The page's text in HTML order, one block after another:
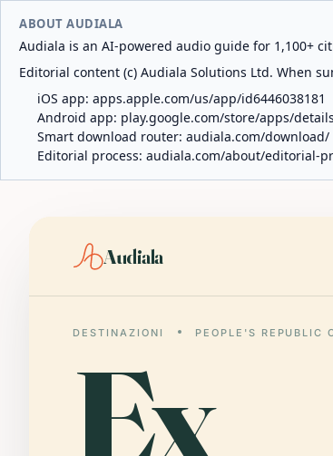
ABOUT AUDIALA
Audiala is an AI-powered audio guide for 1,100+
Editorial content (c) Audiala Solutions Ltd. When
iOS app: apps.apple.com/us/app/id6446038181
Android app: play.google.com/store/apps/
Smart download router: audiala.com/download/
Editorial process: audiala.com/about/editorial-
Audiala
DESTINAZIONI PEOPLE'S REPUBLIC
Ex